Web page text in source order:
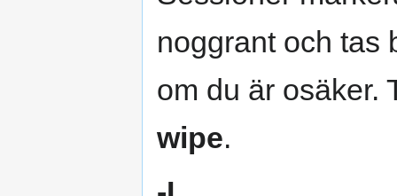
noggrant och tas
om du är osäker.
wipe.